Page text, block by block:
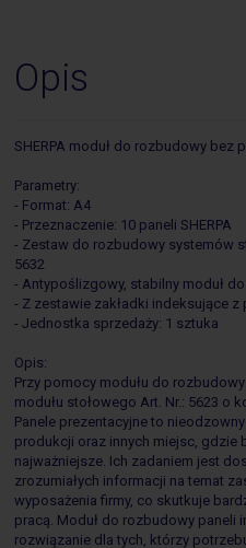
Opis
SHERPA moduł do rozbudowy bez
Parametry:
- Format: A4
- Przeznaczenie: 10 paneli SHERPA
- Zestaw do rozbudowy systemów
5632
- Antypoślizgowy, stabilny moduł
- Z zestawie zakładki indeksujące
- Jednostka sprzedaży: 1 sztuka
Opis:
Przy pomocy modułu do
modułu stołowego Art. Nr.: 5623 o
Panele prezentacyjne to
produkcji oraz innych miejsc,
najważniejsze. Ich zadaniem jest
zrozumiałych informacji na temat
wyposażenia firmy, co skutkuje
pracą. Moduł do rozbudowy paneli
rozwiązanie dla tych, którzy